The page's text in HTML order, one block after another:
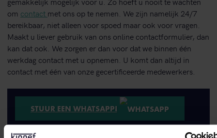
om contact met ons op te nemen. We zijn namelijk 24/7
bereikbaar, niet alleen voor spoed maar ook voor vragen.
Maakt u liever gebruik van ons online contactformulier, dan
kan dat ook. We zorgen er dan voor dat we binnen één
werkdag contact met u opnemen. U komt dan altijd in
contact met één van onze gecertificeerde medewerkers.
STUUR EEN WHATSAPP!